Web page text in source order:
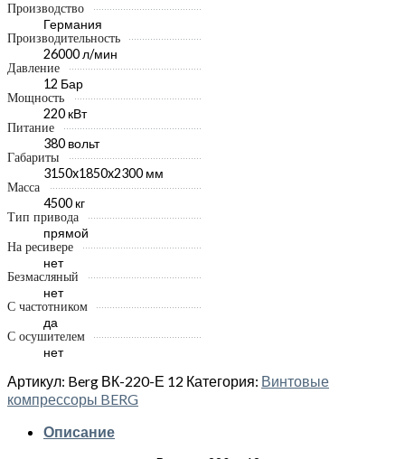
Производство
Германия
Производительность
26000 л/мин
Давление
12 Бар
Мощность
220 кВт
Питание
380 вольт
Габариты
3150x1850x2300 мм
Масса
4500 кг
Тип привода
прямой
На ресивере
нет
Безмасляный
нет
С частотником
да
С осушителем
нет
Артикул: Berg ВК-220-Е 12 Категория: Винтовые
компрессоры BERG
Описание